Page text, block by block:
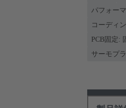
パフォー
コーディ
PCB固定:
サーモプ